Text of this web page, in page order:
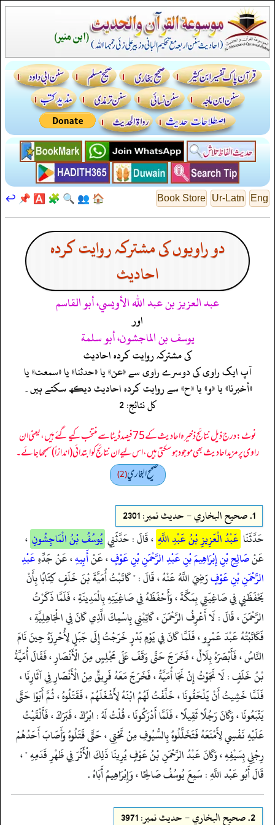
Eng
Ur-Latn
Book Store
🏠
👥
🔍
🧩
🅰️
📌
↩️
دو راویوں کی مشترکہ روایت کردہ
احادیث
عبد العزيز بن عبد الله الأويسي، أبو القاسم
اور
يوسف بن الماجشون، أبو سلمة
کی مشترکہ روایت کردہ احادیث
آپ ایک راوی کی دوسرے راوی سے «عن» یا «حدثنا» یا «سمعت» یا
«أخبرنا» یا «و» یا «ح» سے روایت کردہ احادیث دیکھ سکتے ہیں۔
کل نتائج: 2
نوٹ: درج ذیل نتائج ذخیرہ احادیث کے 75 فیصد ڈیٹا سے منتخب کیے گئے ہیں، یعنی ان
راوی پر مزید احادیث بھی موجود ہو سکتی ہیں، اس لیے ان نتائج کو ابتدائی (اندازاً) سمجھا جائے۔
صحيح البخاري(2)
1. صحيح البخاري - حدیث نمبر: 2301
حَدَّثَنَا عَبْدُ الْعَزِيزِ بْنُ عَبْدِ اللَّهِ ، قَالَ : حَدَّثَنِي يُوسُفُ بْنُ الْمَاجِشُونِ ،
عَنْصَالِحِ بْنِ إِبْرَاهِيمَ بْنِ عَبْدِ الرَّحْمَنِ بْنِ عَوْفٍ، عَنْأَبِيهِ، عَنْ جَدِّهِعَبْدِ
الرَّحْمَنِ بْنِ عَوْفٍرَضِيَ اللَّهُ عَنْهُ ، قَالَ : " كَاتَبْتُ أُمَيَّةَ بْنَ خَلَفٍ كِتَابًا بِأَنْ
يَحْفَظَنِي فِي صَاغِيَتِي بِمَكَّةَ ، وَأَحْفَظَهُ فِي صَاغِيَتِهِ بِالْمَدِينَةِ ، فَلَمَّا ذَكَرْتُ
الرَّحْمَنَ ، قَالَ : لَا أَعْرِفُ الرَّحْمَنَ ، كَاتِبْنِي بِاسْمِكَ الَّذِي كَانَ فِي الْجَاهِلِيَّةِ ،
فَكَاتَبْتُهُ عَبْدَ عَمْرٍو ، فَلَمَّا كَانَ فِي يَوْمِ بَدْرٍ خَرَجْتُ إِلَى جَبَلٍ لِأُحْرِزَهُ حِينَ نَامَ
النَّاسُ ، فَأَبْصَرَهُ بِلَالٌ ، فَخَرَجَ حَتَّى وَقَفَ عَلَى مَجْلِسٍ مِنَ الْأَنْصَارِ ، فَقَالَ أُمَيَّةُ
بْنُ خَلَفٍ : لَا نَجَوْتُ إِنْ نَجَا أُمَيَّةُ ، فَخَرَجَ مَعَهُ فَرِيقٌ مِنْ الْأَنْصَارِ فِي آثَارِنَا ،
فَلَمَّا خَشِيتُ أَنْ يَلْحَقُونَا ، خَلَّفْتُ لَهُمُ ابْنَهُ لِأَشْغَلَهُمْ ، فَقَتَلُوهُ ، ثُمَّ أَبَوْا حَتَّى
يَتْبَعُونَا ، وَكَانَ رَجُلًا ثَقِيلًا ، فَلَمَّا أَدْرَكُونَا ، قُلْتُ لَهُ : ابْرُكْ ، فَبَرَكَ ، فَأَلْقَيْتُ
عَلَيْهِ نَفْسِي لِأَمْنَعَهُ فَتَخَلَّلُوهُ بِالسُّيُوفِ مِنْ تَحْتِي ، حَتَّى قَتَلُوهُ وَأَصَابَ أَحَدُهُمْ
رِجْلِي بِسَيْفِهِ ، وَكَانَ عَبْدُ الرَّحْمَنِ بْنُ عَوْفٍ يُرِينَا ذَلِكَ الْأَثَرَ فِي ظَهْرِ قَدَمِهِ " ،
قَالَ أَبُو عَبْد اللَّهِ : سَمِعَ يُوسُفُ صَالِحًا ، وَإِبْرَاهِيمُ أَبَاهُ .
2. صحيح البخاري - حدیث نمبر: 3971